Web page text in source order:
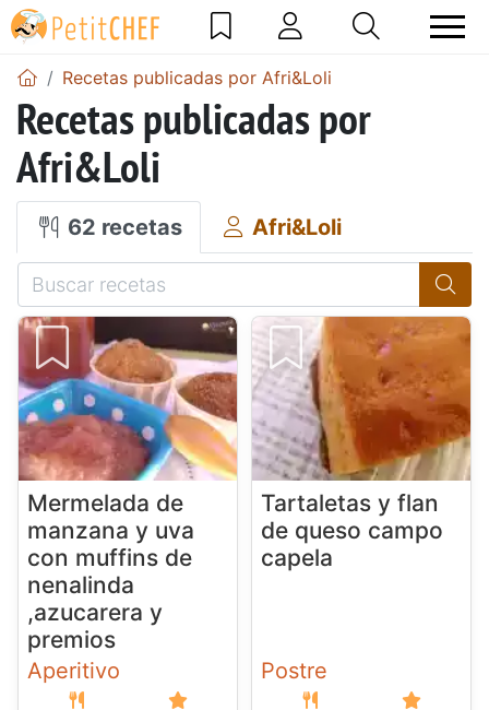
Recetas publicadas por Afri&Loli
Recetas publicadas por
Afri&Loli
62 recetas Afri&Loli
Mermelada de
manzana y uva
con muffins de
nenalinda
,azucarera y
premios
Aperitivo
Tartaletas y flan
de queso campo
capela
Postre